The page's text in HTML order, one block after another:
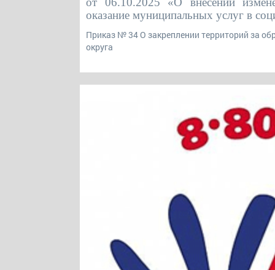
оказание муниципальных услуг в
Приказ № 34 О закреплении территорий за
округа